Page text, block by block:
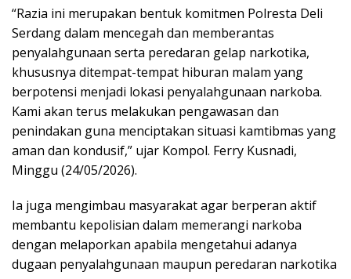
“Razia ini merupakan bentuk komitmen Polresta Deli
Serdang dalam mencegah dan memberantas
penyalahgunaan serta peredaran gelap narkotika,
khususnya ditempat-tempat hiburan malam yang
berpotensi menjadi lokasi penyalahgunaan narkoba.
Kami akan terus melakukan pengawasan dan
penindakan guna menciptakan situasi kamtibmas yang
aman dan kondusif,” ujar Kompol. Ferry Kusnadi,
Minggu (24/05/2026).
Ia juga mengimbau masyarakat agar berperan aktif
membantu kepolisian dalam memerangi narkoba
dengan melaporkan apabila mengetahui adanya
dugaan penyalahgunaan maupun peredaran narkotika